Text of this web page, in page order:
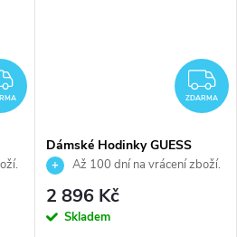
ZDARMA
ZDARMA
Dámské Hodinky GUESS
GW0931L8
Až 100 dní na vrácení zboží.
Autorizovaný prodejce.
2 896 Kč
Skladem